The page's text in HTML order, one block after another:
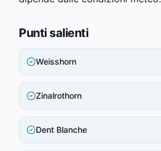
Punti salienti
Weisshorn
Zinalrothorn
Dent Blanche